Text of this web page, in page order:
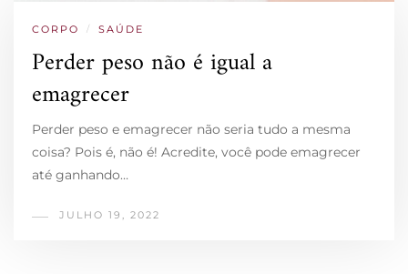
CORPO / SAÚDE
Perder peso não é igual a
emagrecer
Perder peso e emagrecer não seria tudo a mesma
coisa? Pois é, não é! Acredite, você pode emagrecer
até ganhando…
JULHO 19, 2022